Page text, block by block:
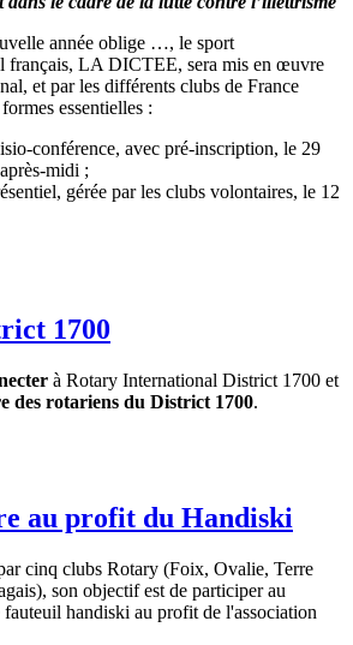
année oblige …, le sport
français, LA DICTEE, sera mis en œuvre
et par les différents clubs de France
essentielles :
conférence, avec pré-inscription, le 29
midi ;
gérée par les clubs volontaires, le 12
1700
à Rotary International District 1700 et
des rotariens du District 1700.
au profit du Handiski
cinq clubs Rotary (Foix, Ovalie, Terre
son objectif est de participer au
handiski au profit de l'association